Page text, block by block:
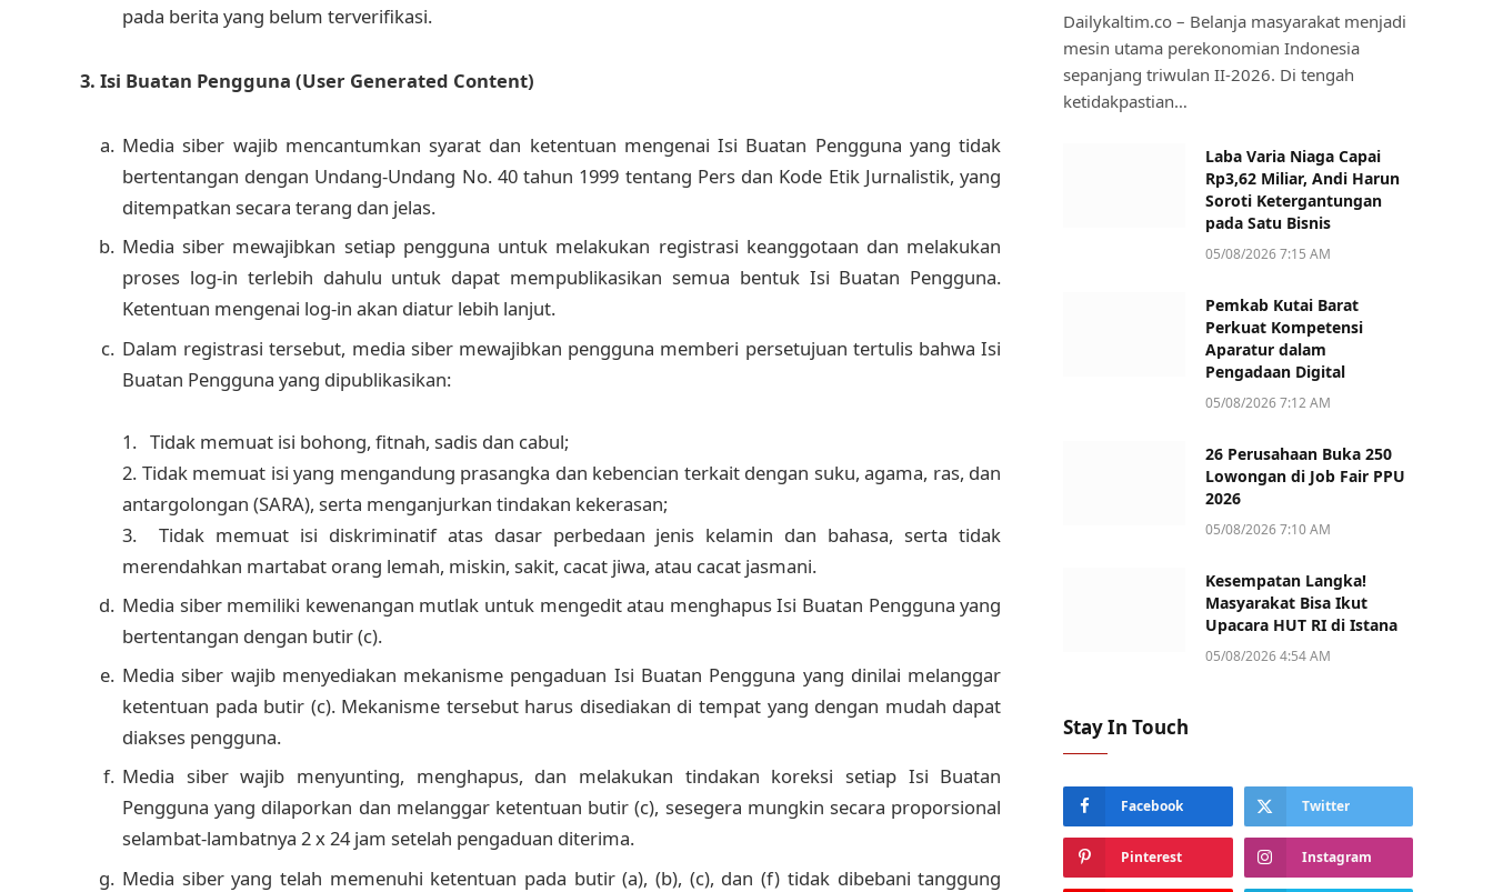
pada berita yang belum terverifikasi.
3. Isi Buatan Pengguna (User Generated Content)
Media siber wajib mencantumkan syarat dan ketentuan mengenai Isi Buatan Pengguna yang tidak
bertentangan dengan Undang-Undang No. 40 tahun 1999 tentang Pers dan Kode Etik Jurnalistik, yang
ditempatkan secara terang dan jelas.
Media siber mewajibkan setiap pengguna untuk melakukan registrasi keanggotaan dan melakukan
proses log-in terlebih dahulu untuk dapat mempublikasikan semua bentuk Isi Buatan Pengguna.
Ketentuan mengenai log-in akan diatur lebih lanjut.
Dalam registrasi tersebut, media siber mewajibkan pengguna memberi persetujuan tertulis bahwa Isi
Buatan Pengguna yang dipublikasikan:
1. Tidak memuat isi bohong, fitnah, sadis dan cabul;
2. Tidak memuat isi yang mengandung prasangka dan kebencian terkait dengan suku, agama, ras, dan
antargolongan (SARA), serta menganjurkan tindakan kekerasan;
3. Tidak memuat isi diskriminatif atas dasar perbedaan jenis kelamin dan bahasa, serta tidak
merendahkan martabat orang lemah, miskin, sakit, cacat jiwa, atau cacat jasmani.
Media siber memiliki kewenangan mutlak untuk mengedit atau menghapus Isi Buatan Pengguna yang
bertentangan dengan butir (c).
Media siber wajib menyediakan mekanisme pengaduan Isi Buatan Pengguna yang dinilai melanggar
ketentuan pada butir (c). Mekanisme tersebut harus disediakan di tempat yang dengan mudah dapat
diakses pengguna.
Media siber wajib menyunting, menghapus, dan melakukan tindakan koreksi setiap Isi Buatan
Pengguna yang dilaporkan dan melanggar ketentuan butir (c), sesegera mungkin secara proporsional
selambat-lambatnya 2 x 24 jam setelah pengaduan diterima.
Media siber yang telah memenuhi ketentuan pada butir (a), (b), (c), dan (f) tidak dibebani tanggung
Dailykaltim.co – Belanja masyarakat menjadi
mesin utama perekonomian Indonesia
sepanjang triwulan II-2026. Di tengah
ketidakpastian…
Laba Varia Niaga Capai
Rp3,62 Miliar, Andi Harun
Soroti Ketergantungan
pada Satu Bisnis
05/08/2026 7:15 AM
Pemkab Kutai Barat
Perkuat Kompetensi
Aparatur dalam
Pengadaan Digital
05/08/2026 7:12 AM
26 Perusahaan Buka 250
Lowongan di Job Fair PPU
2026
05/08/2026 7:10 AM
Kesempatan Langka!
Masyarakat Bisa Ikut
Upacara HUT RI di Istana
05/08/2026 4:54 AM
Stay In Touch
Facebook Twitter
Pinterest Instagram